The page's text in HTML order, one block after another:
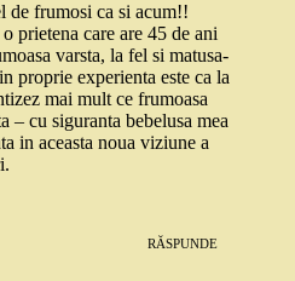
de frumosi ca si acum!!
prietena care are 45 de ani
varsta, la fel si matusa-
proprie experienta este ca la
mai mult ce frumoasa
– cu siguranta bebelusa mea
in aceasta noua viziune a
RĂSPUNDE